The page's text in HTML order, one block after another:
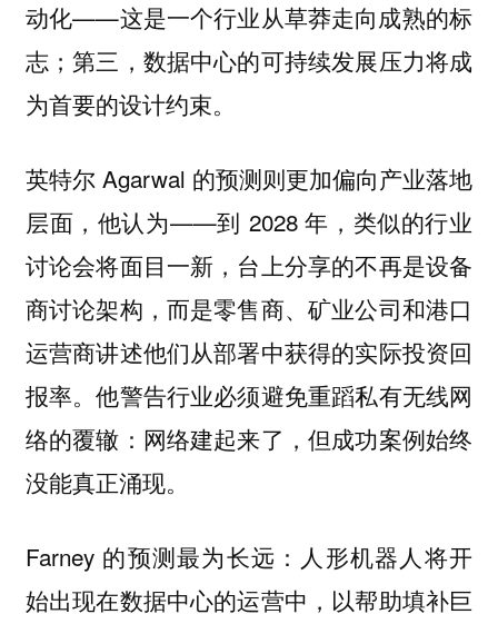
动化——这是一个行业从草莽走向成熟的标
志；第三，数据中心的可持续发展压力将成
为首要的设计约束。
英特尔 Agarwal 的预测则更加偏向产业落地
层面，他认为——到 2028 年，类似的行业
讨论会将面目一新，台上分享的不再是设备
商讨论架构，而是零售商、矿业公司和港口
运营商讲述他们从部署中获得的实际投资回
报率。他警告行业必须避免重蹈私有无线网
络的覆辙：网络建起来了，但成功案例始终
没能真正涌现。
Farney 的预测最为长远：人形机器人将开
始出现在数据中心的运营中，以帮助填补巨